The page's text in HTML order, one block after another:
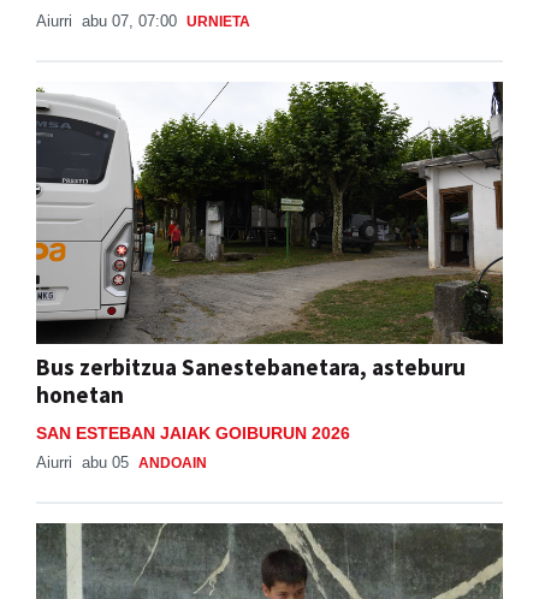
Aiurri abu 07, 07:00 URNIETA
Bus zerbitzua Sanestebanetara, asteburu
honetan
SAN ESTEBAN JAIAK GOIBURUN 2026
Aiurri abu 05 ANDOAIN